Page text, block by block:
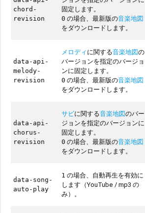
chord-
revision
固定します。
0 の場合、最新版の音楽地図
をダウンロードします。
data-api-
melody-
revision
メロディに関する音楽地図の
バージョンを指定のバージョ
ンに固定します。
0 の場合、最新版の音楽地図
をダウンロードします。
data-api-
chorus-
revision
サビに関する音楽地図のバー
ジョンを指定のバージョンに
固定します。
0 の場合、最新版の音楽地図
をダウンロードします。
data-song-
auto-play
1 の場合、自動再生を有効に
します（YouTube / mp3 の
み）。